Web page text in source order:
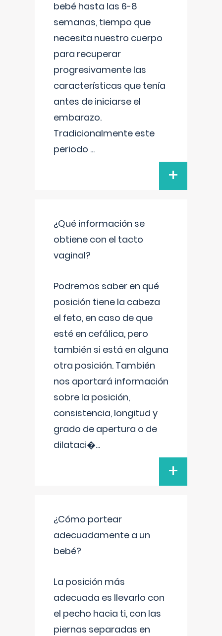
bebé hasta las 6-8
semanas, tiempo que
necesita nuestro cuerpo
para recuperar
progresivamente las
características que tenía
antes de iniciarse el
embarazo.
Tradicionalmente este
periodo ...
+
¿Qué información se
obtiene con el tacto
vaginal?
Podremos saber en qué
posición tiene la cabeza
el feto, en caso de que
esté en cefálica, pero
también si está en alguna
otra posición. También
nos aportará información
sobre la posición,
consistencia, longitud y
grado de apertura o de
dilataci�...
+
¿Cómo portear
adecuadamente a un
bebé?
La posición más
adecuada es llevarlo con
el pecho hacia ti, con las
piernas separadas en